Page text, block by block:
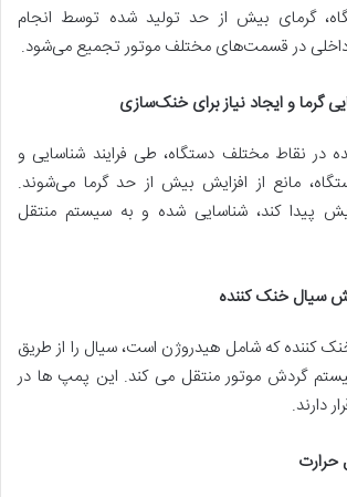
گرمای بیش از حد تولید شده توسط انجام
در قسمت‌های مختلف موتور تجمیع می‌شود.
در نقاط مختلف دستگاه، طی فرایند شناسایی و
مانع از افزایش بیش از حد گرما می‌شوند.
پیدا کند، شناسایی شده و به سیستم منتقل
کننده که شامل هیدروژن است، سیال را از طریق
گردش موتور منتقل می کند. این پمپ ها در
دارند.